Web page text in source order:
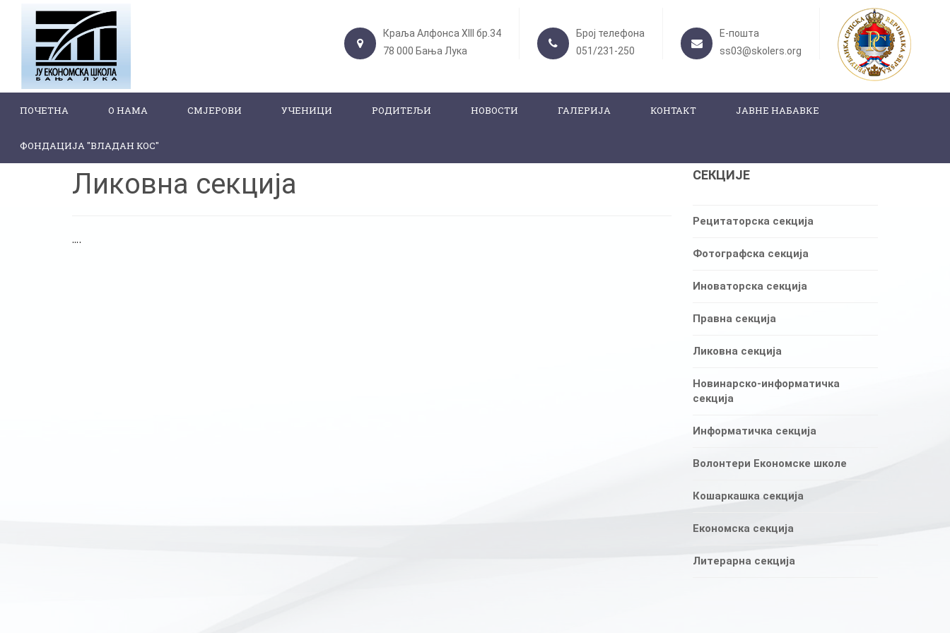
Краља Алфонса XIII бр.34
78 000 Бања Лука
Број телефона
051/231-250
Е-пошта
ss03@skolers.org
ПОЧЕТНА О НАМА СМЈЕРОВИ УЧЕНИЦИ РОДИТЕЉИ НОВОСТИ ГАЛЕРИЈА КОНТАКТ ЈАВНЕ НАБАВКЕ
ФОНДАЦИЈА "ВЛАДАН КОС"
Ликовна секција
....
СЕКЦИЈЕ
Рецитаторска секција
Фотографска секција
Иноваторска секција
Правна секција
Ликовна секција
Новинарско-информатичка
секција
Информатичка секција
Волонтери Економске школе
Кошаркашка секција
Економска секција
Литерарна секција